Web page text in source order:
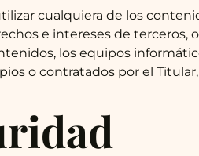
cualquiera de los
e intereses de
los equipos
o contratados por el